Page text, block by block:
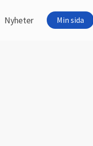
Nyheter Min sida